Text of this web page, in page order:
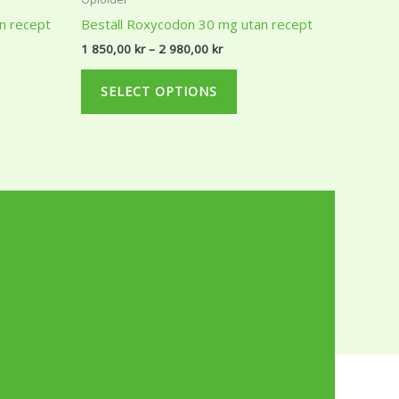
recept Beställ Roxycodon 30 mg utan recept
1 850,00 kr – 2 980,00 kr
through
SELECT OPTIONS